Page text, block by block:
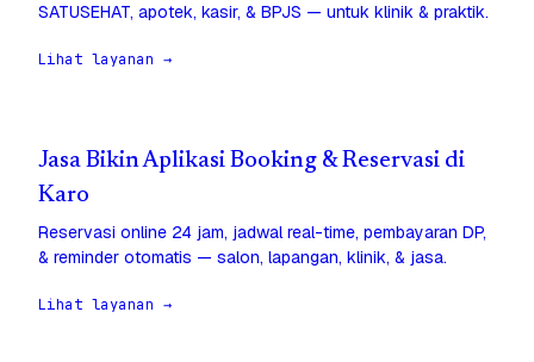
SATUSEHAT, apotek, kasir, & BPJS — untuk klinik & praktik.
Lihat layanan →
Jasa Bikin Aplikasi Booking & Reservasi di
Karo
Reservasi online 24 jam, jadwal real-time, pembayaran DP,
& reminder otomatis — salon, lapangan, klinik, & jasa.
Lihat layanan →